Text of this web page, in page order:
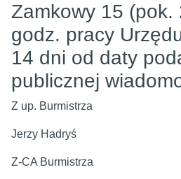
Zamkowy 15 (pok.
godz. pracy
14 dni od daty
publicznej
Z up. Burmistrza
Jerzy Hadryś
Z-CA Burmistrza